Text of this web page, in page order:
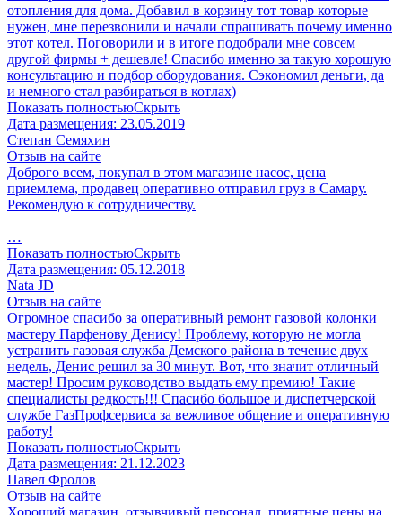
отопления для дома. Добавил в корзину тот товар которые
нужен, мне перезвонили и начали спрашивать почему именно
этот котел. Поговорили и в итоге подобрали мне совсем
другой фирмы + дешевле! Спасибо именно за такую хорошую
консультацию и подбор оборудования. Сэкономил деньги, да
и немного стал разбираться в котлах)
Показать полностьюСкрыть
Дата размещения: 23.05.2019
Степан Семяхин
Отзыв на сайте
Доброго всем, покупал в этом магазине насос, цена
приемлема, продавец оперативно отправил груз в Самару.
Рекомендую к сотрудничеству.
…
Показать полностьюСкрыть
Дата размещения: 05.12.2018
Nata JD
Отзыв на сайте
Огромное спасибо за оперативный ремонт газовой колонки
мастеру Парфенову Денису! Проблему, которую не могла
устранить газовая служба Демского района в течение двух
недель, Денис решил за 30 минут. Вот, что значит отличный
мастер! Просим руководство выдать ему премию! Такие
специалисты редкость!!! Спасибо большое и диспетчерской
службе ГазПрофсервиса за вежливое общение и оперативную
работу!
Показать полностьюСкрыть
Дата размещения: 21.12.2023
Павел Фролов
Отзыв на сайте